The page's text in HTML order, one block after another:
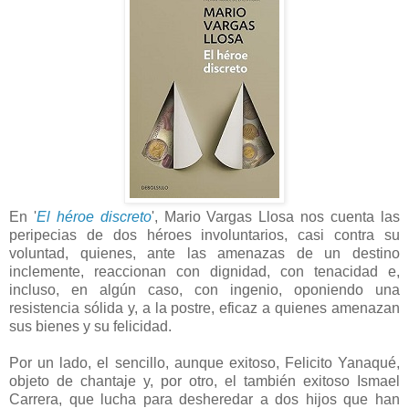
En 'El héroe discreto', Mario Vargas Llosa nos cuenta las
peripecias de dos héroes involuntarios, casi contra su
voluntad, quienes, ante las amenazas de un destino
inclemente, reaccionan con dignidad, con tenacidad e,
incluso, en algún caso, con ingenio, oponiendo una
resistencia sólida y, a la postre, eficaz a quienes amenazan
sus bienes y su felicidad.
Por un lado, el sencillo, aunque exitoso, Felicito Yanaqué,
objeto de chantaje y, por otro, el también exitoso Ismael
Carrera, que lucha para desheredar a dos hijos que han